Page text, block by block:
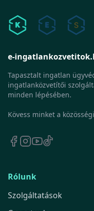
e-
Tapasztalt ingatlan
ingatlanközvetítői
minden lépésében.
Kövess minket a
Rólunk
Szolgáltatások